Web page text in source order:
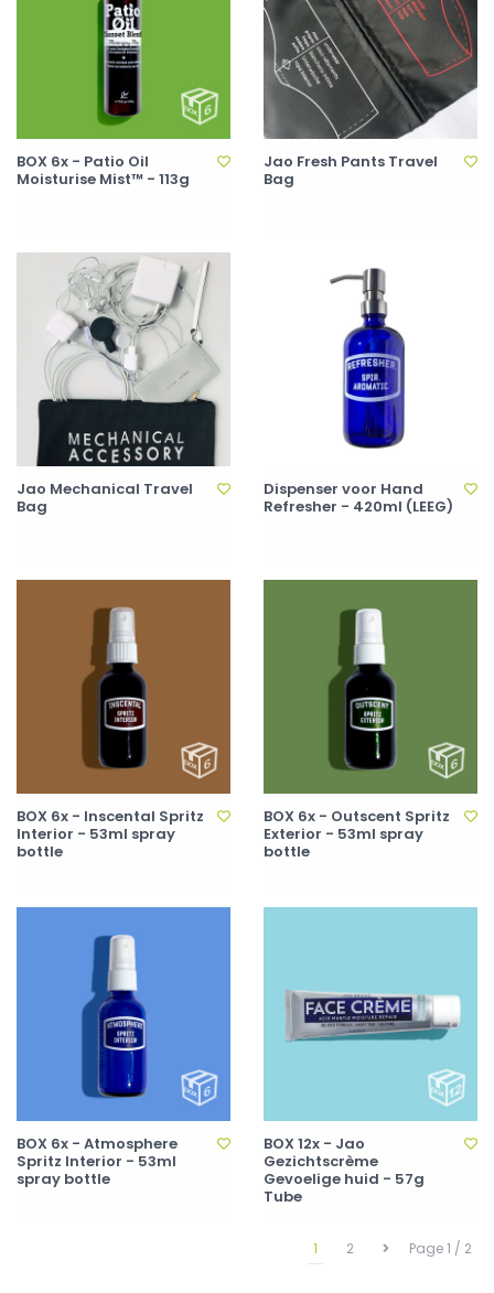
BOX 6x - Patio Oil
Moisturise Mist™ - 113g
Jao Fresh Pants Travel
Bag
Jao Mechanical Travel
Bag
Dispenser voor Hand
Refresher - 420ml (LEEG)
BOX 6x - Inscental Spritz
Interior - 53ml spray
bottle
BOX 6x - Outscent Spritz
Exterior - 53ml spray
bottle
BOX 6x - Atmosphere
Spritz Interior - 53ml
spray bottle
BOX 12x - Jao
Gezichtscrème
Gevoelige huid - 57g
Tube
Page 1 / 2
1 2